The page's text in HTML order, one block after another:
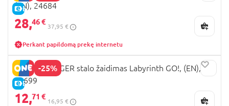
E-KAINA
(EN), 24684
28,46 €
37,95 €
Perkant papildomą prekę internetu
-25%
E-KAINA
RAVENSBURGER stalo žaidimas Labyrinth GO!, (EN),
24699
12,71 €
16,95 €